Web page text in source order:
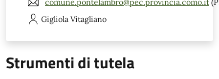
comune.pontelambro@pec.provincia.como.it
Gigliola Vitagliano
Strumenti di tutela